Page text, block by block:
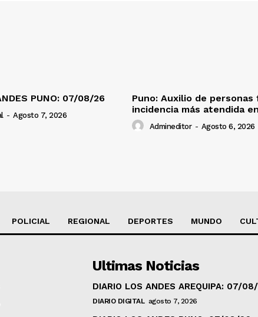
PUNO: 07/08/26
- Agosto 7, 2026
Puno: Auxilio de personas
incidencia más atendida
Admineditor - Agosto 6, 2026
POLICIAL REGIONAL DEPORTES MUNDO
Ultimas Noticias
DIARIO LOS ANDES AREQUIPA: 07/
DIARIO DIGITAL agosto 7, 2026